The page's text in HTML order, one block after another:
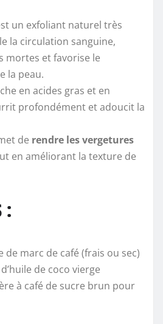
un exfoliant naturel très
la circulation sanguine,
mortes et favorise le
la peau.
en acides gras et en
profondément et adoucit la
de rendre les vergetures
en améliorant la texture de
:
de marc de café (frais ou sec)
de coco vierge
à café de sucre brun pour